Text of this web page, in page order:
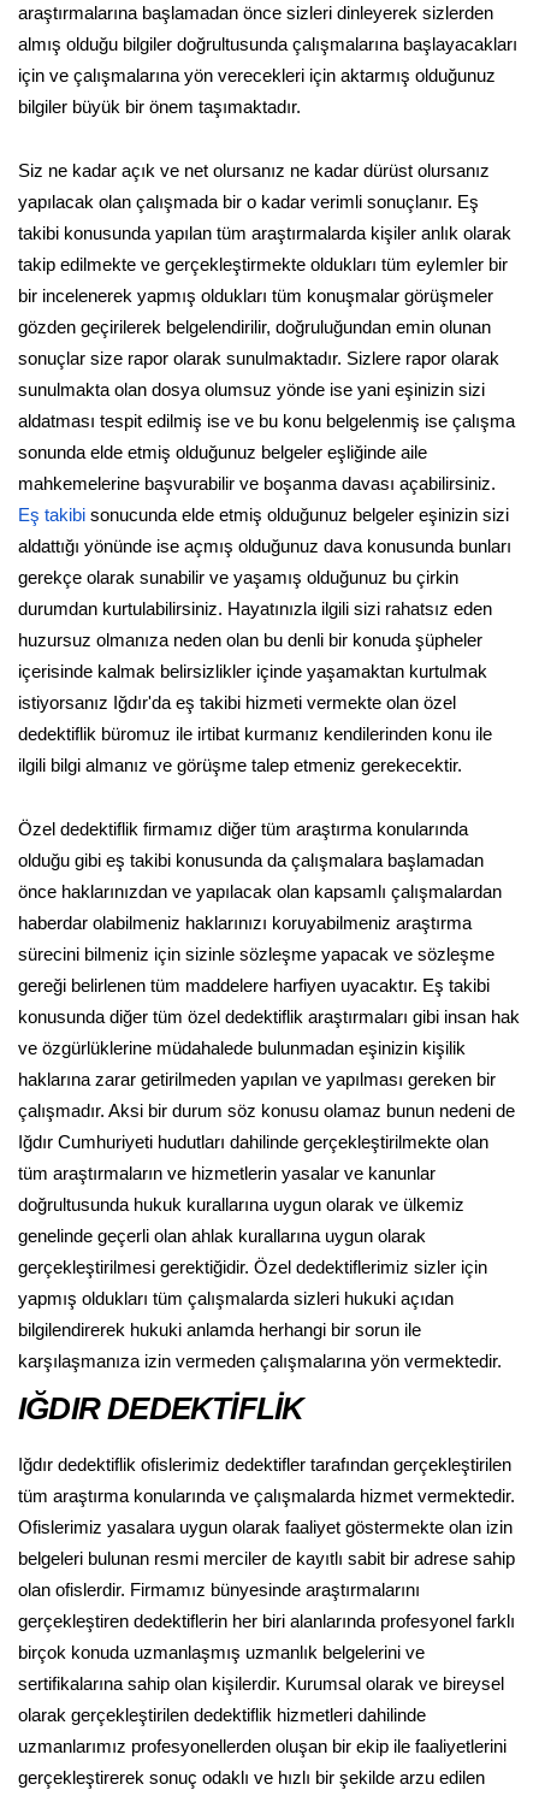
araştırmalarına başlamadan önce sizleri dinleyerek sizlerden
almış olduğu bilgiler doğrultusunda çalışmalarına başlayacakları
için ve çalışmalarına yön verecekleri için aktarmış olduğunuz
bilgiler büyük bir önem taşımaktadır.
Siz ne kadar açık ve net olursanız ne kadar dürüst olursanız
yapılacak olan çalışmada bir o kadar verimli sonuçlanır. Eş
takibi konusunda yapılan tüm araştırmalarda kişiler anlık olarak
takip edilmekte ve gerçekleştirmekte oldukları tüm eylemler bir
bir incelenerek yapmış oldukları tüm konuşmalar görüşmeler
gözden geçirilerek belgelendirilir, doğruluğundan emin olunan
sonuçlar size rapor olarak sunulmaktadır. Sizlere rapor olarak
sunulmakta olan dosya olumsuz yönde ise yani eşinizin sizi
aldatması tespit edilmiş ise ve bu konu belgelenmiş ise çalışma
sonunda elde etmiş olduğunuz belgeler eşliğinde aile
mahkemelerine başvurabilir ve boşanma davası açabilirsiniz.
Eş takibi sonucunda elde etmiş olduğunuz belgeler eşinizin sizi
aldattığı yönünde ise açmış olduğunuz dava konusunda bunları
gerekçe olarak sunabilir ve yaşamış olduğunuz bu çirkin
durumdan kurtulabilirsiniz. Hayatınızla ilgili sizi rahatsız eden
huzursuz olmanıza neden olan bu denli bir konuda şüpheler
içerisinde kalmak belirsizlikler içinde yaşamaktan kurtulmak
istiyorsanız Iğdır'da eş takibi hizmeti vermekte olan özel
dedektiflik büromuz ile irtibat kurmanız kendilerinden konu ile
ilgili bilgi almanız ve görüşme talep etmeniz gerekecektir.
Özel dedektiflik firmamız diğer tüm araştırma konularında
olduğu gibi eş takibi konusunda da çalışmalara başlamadan
önce haklarınızdan ve yapılacak olan kapsamlı çalışmalardan
haberdar olabilmeniz haklarınızı koruyabilmeniz araştırma
sürecini bilmeniz için sizinle sözleşme yapacak ve sözleşme
gereği belirlenen tüm maddelere harfiyen uyacaktır. Eş takibi
konusunda diğer tüm özel dedektiflik araştırmaları gibi insan hak
ve özgürlüklerine müdahalede bulunmadan eşinizin kişilik
haklarına zarar getirilmeden yapılan ve yapılması gereken bir
çalışmadır. Aksi bir durum söz konusu olamaz bunun nedeni de
Iğdır Cumhuriyeti hudutları dahilinde gerçekleştirilmekte olan
tüm araştırmaların ve hizmetlerin yasalar ve kanunlar
doğrultusunda hukuk kurallarına uygun olarak ve ülkemiz
genelinde geçerli olan ahlak kurallarına uygun olarak
gerçekleştirilmesi gerektiğidir. Özel dedektiflerimiz sizler için
yapmış oldukları tüm çalışmalarda sizleri hukuki açıdan
bilgilendirerek hukuki anlamda herhangi bir sorun ile
karşılaşmanıza izin vermeden çalışmalarına yön vermektedir.
IĞDIR DEDEKTİFLİK
Iğdır dedektiflik ofislerimiz dedektifler tarafından gerçekleştirilen
tüm araştırma konularında ve çalışmalarda hizmet vermektedir.
Ofislerimiz yasalara uygun olarak faaliyet göstermekte olan izin
belgeleri bulunan resmi merciler de kayıtlı sabit bir adrese sahip
olan ofislerdir. Firmamız bünyesinde araştırmalarını
gerçekleştiren dedektiflerin her biri alanlarında profesyonel farklı
birçok konuda uzmanlaşmış uzmanlık belgelerini ve
sertifikalarına sahip olan kişilerdir. Kurumsal olarak ve bireysel
olarak gerçekleştirilen dedektiflik hizmetleri dahilinde
uzmanlarımız profesyonellerden oluşan bir ekip ile faaliyetlerini
gerçekleştirerek sonuç odaklı ve hızlı bir şekilde arzu edilen